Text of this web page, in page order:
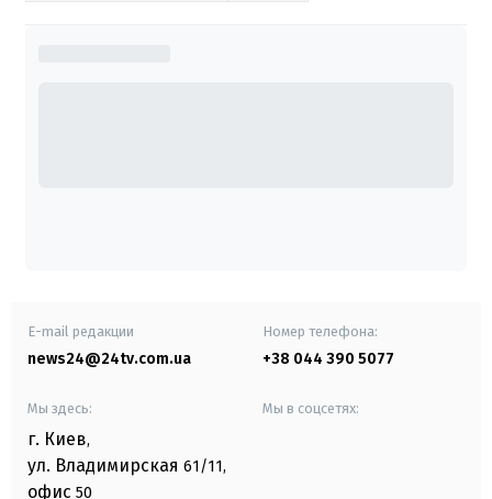
E-mail редакции
news24@24tv.com.ua
Номер телефона:
+38 044 390 5077
Мы здесь:
г. Киев,
ул. Владимирская 61/11,
офис 50
Мы в соцсетях: